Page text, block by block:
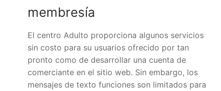
membresía
El centro Adulto proporciona algunos servicios
sin costo para su usuarios ofrecido por tan
pronto como de desarrollar una cuenta de
comerciante en el sitio web. Sin embargo, los
mensajes de texto funciones son limitados para